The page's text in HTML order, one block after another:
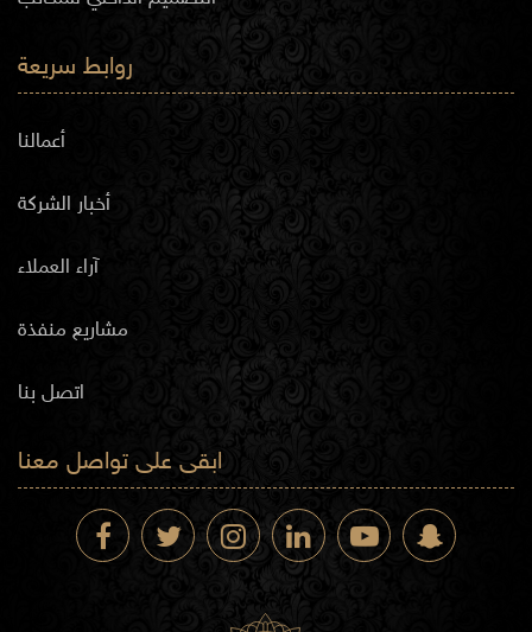
روابط سريعة
أعمالنا
أخبار الشركة
آراء العملاء
مشاريع منفذة
اتصل بنا
ابقى على تواصل معنا